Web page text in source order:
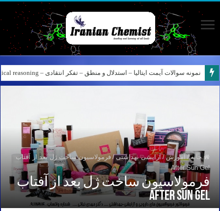
نمونه سوالات آیمت ایتالیا – استدلال و منطق – تفکر انتقادی – Logical reasoning – پارت ۸
کانال آیمت ایتالیا در نرم افزار بله – کانال شیمی آیمت استاد نباتی
خانه / آموزش / آرایشی بهداشتی / فرمولاسیون ساخت ژل بعد از آفتاب
After Sun Gel
فرمولاسیون ساخت ژل بعد از آفتاب
After Sun Gel